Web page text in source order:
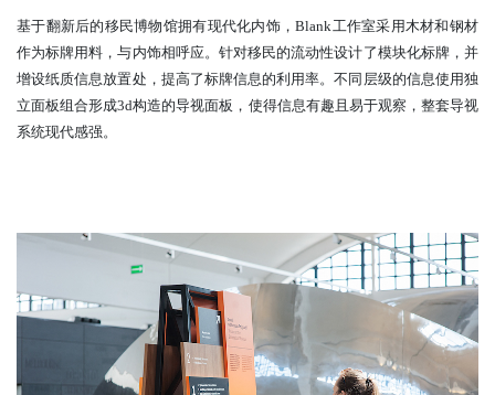
基于翻新后的移民博物馆拥有现代化内饰，Blank工作室采用木材和钢材
作为标牌用料，与内饰相呼应。针对移民的流动性设计了模块化标牌，并
增设纸质信息放置处，提高了标牌信息的利用率。不同层级的信息使用独
立面板组合形成3d构造的导视面板，使得信息有趣且易于观察，整套导视
系统现代感强。